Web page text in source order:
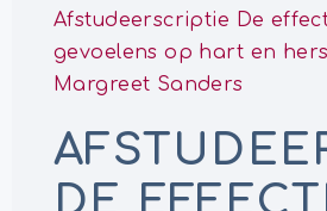
Afstudeerscriptie De
gevoelens op hart en
Margreet Sanders
DE